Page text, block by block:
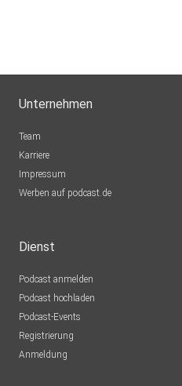
Unternehmen
Team
Karriere
Impressum
Werben auf podcast.de
Dienst
Podcast anmelden
Podcast hochladen
Podcast-Events
Registrierung
Anmeldung